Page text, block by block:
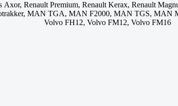
Axor, Renault Premium, Renault Kerax, Renault
MAN TGA, MAN F2000, MAN TGS,
Volvo FH12, Volvo FM12, Volvo FM16